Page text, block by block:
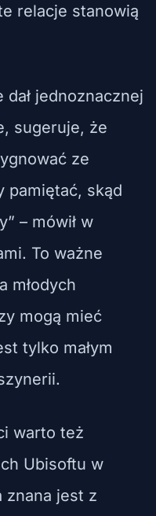
relacje stanowią
jednoznacznej
sugeruje, że
ze
pamiętać, skąd
– mówił w
To ważne
młodych
mogą mieć
tylko małym
warto też
Ubisoftu w
znana jest z